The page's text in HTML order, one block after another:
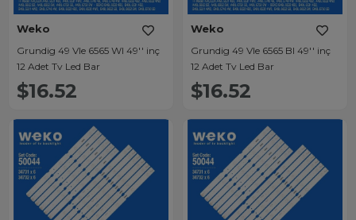
Weko
Grundig 49 Vle 6565 Wl 49'' inç
12 Adet Tv Led Bar
$16.52
Weko
Grundig 49 Vle 6565 Bl 49'' inç
12 Adet Tv Led Bar
$16.52